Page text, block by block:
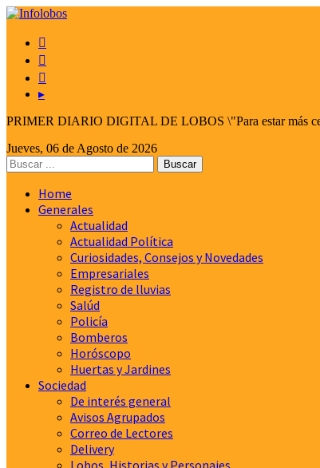



▸
PRIMER DIARIO DIGITAL DE LOBOS \"Para estar más
Jueves, 06 de Agosto de 2026
Home
Generales
Actualidad
Actualidad Política
Curiosidades, Consejos y Novedades
Empresariales
Registro de lluvias
Salúd
Policía
Bomberos
Horóscopo
Huertas y Jardines
Sociedad
De interés general
Avisos Agrupados
Correo de Lectores
Delivery
Lobos, Historias y Personajes